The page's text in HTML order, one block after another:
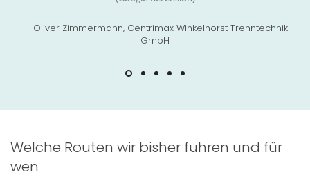
— Oliver Zimmermann, Centrimax Winkelhorst Trenntechnik
GmbH
Welche Routen wir bisher fuhren und für
wen